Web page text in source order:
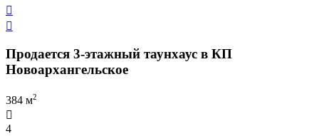


Продается 3-этажный таунхаус в КП
Новоархангельское
384 м2

4